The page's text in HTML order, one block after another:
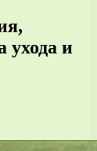
ухода и